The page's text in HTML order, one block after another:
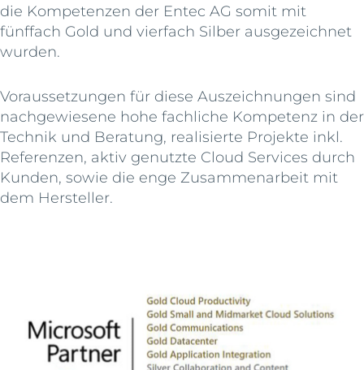
die Kompetenzen der Entec AG somit mit
fünffach Gold und vierfach Silber ausgezeichnet
wurden.
Voraussetzungen für diese Auszeichnungen sind
nachgewiesene hohe fachliche Kompetenz in der
Technik und Beratung, realisierte Projekte inkl.
Referenzen, aktiv genutzte Cloud Services durch
Kunden, sowie die enge Zusammenarbeit mit
dem Hersteller.